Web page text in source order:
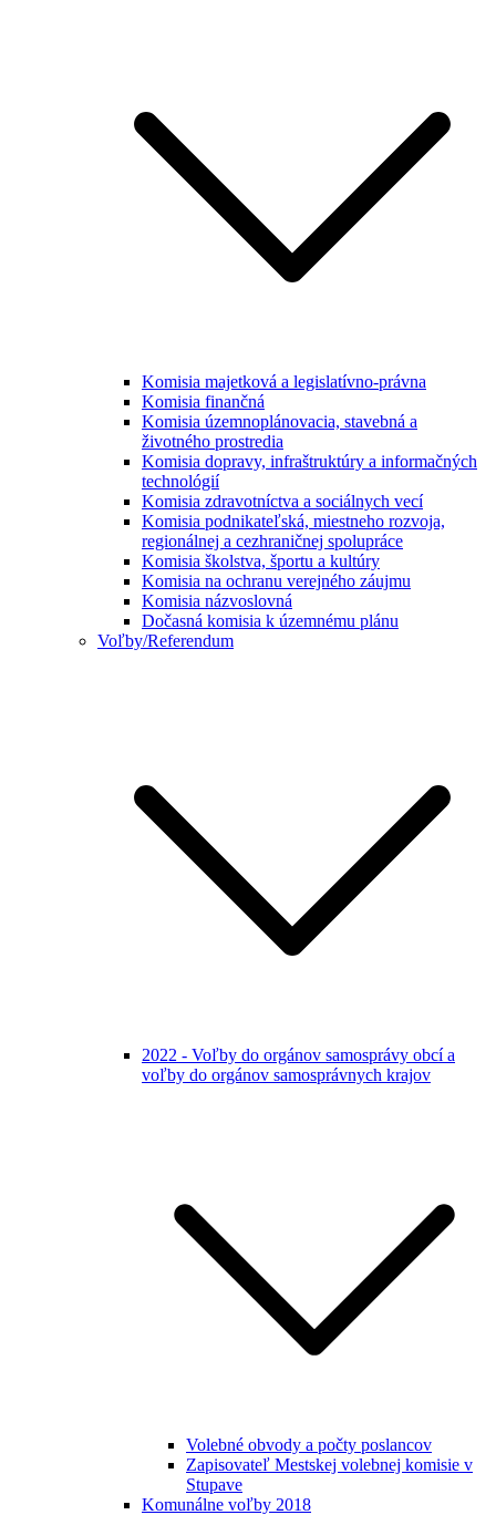
Komisia majetková a legislatívno-právna
Komisia finančná
Komisia územnoplánovacia, stavebná a
životného prostredia
Komisia dopravy, infraštruktúry a informačných
technológií
Komisia zdravotníctva a sociálnych vecí
Komisia podnikateľská, miestneho rozvoja,
regionálnej a cezhraničnej spolupráce
Komisia školstva, športu a kultúry
Komisia na ochranu verejného záujmu
Komisia názvoslovná
Dočasná komisia k územnému plánu
Voľby/Referendum
2022 - Voľby do orgánov samosprávy obcí a
voľby do orgánov samosprávnych krajov
Volebné obvody a počty poslancov
Zapisovateľ Mestskej volebnej komisie v
Stupave
Komunálne voľby 2018